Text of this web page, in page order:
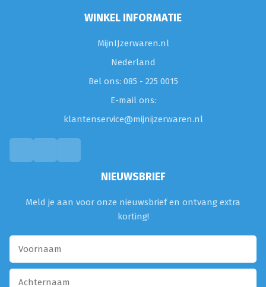
WINKEL INFORMATIE
MijnIJzerwaren.nl
Nederland
Bel ons: 085 - 225 0015
E-mail ons:
klantenservice@mijnijzerwaren.nl
NIEUWSBRIEF
Meld je aan voor onze nieuwsbrief en ontvang extra
korting!